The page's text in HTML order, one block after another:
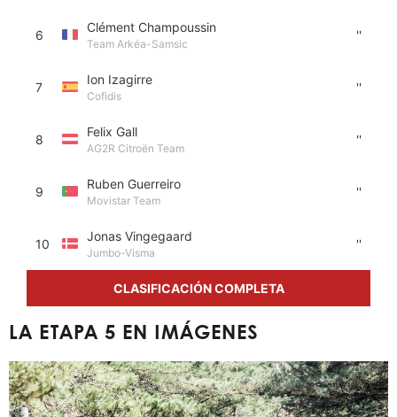
6
Clément Champoussin
Team Arkéa-Samsic
''
7
Ion Izagirre
Cofidis
''
8
Felix Gall
AG2R Citroën Team
''
9
Ruben Guerreiro
Movistar Team
''
10
Jonas Vingegaard
Jumbo-Visma
''
CLASIFICACIÓN COMPLETA
LA ETAPA 5 EN IMÁGENES